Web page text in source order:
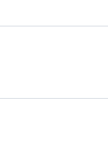
Angebot !